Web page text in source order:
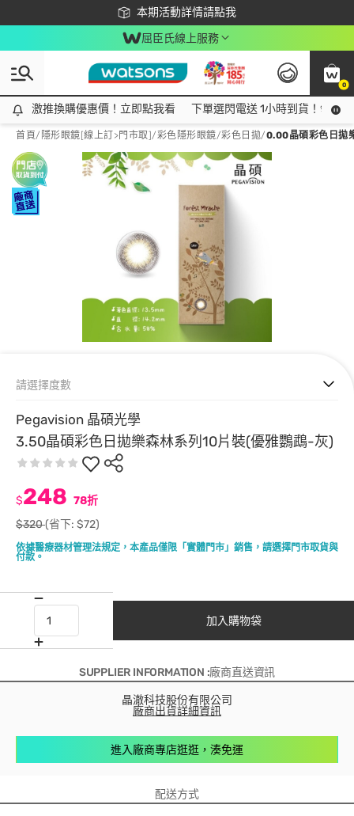
本期活動詳情請點我
下載app最高回饋$350
屈臣氏線上服務
0
激推換購優惠價！立即點我看
激推換購優惠價！立即點我看 下單選閃電送 1小時到貨！領神
首頁/ 隱形眼鏡[線上訂>門市取]/彩色隱形眼鏡/彩色日拋/0.00晶碩彩色日拋
Pegavision 晶碩光學
3.50晶碩彩色日拋樂森林系列10片裝(優雅鸚鵡-灰)
依據醫療器材管理法規定，本產品僅限「實體門市」銷售，請選擇門市取貨與
付款。
$248 78折
$320(省下: $72)
請選擇度數
加入購物袋
SUPPLIER INFORMATION :廠商直送資訊
晶澈科技股份有限公司
廠商出貨詳細資訊
進入廠商專店逛逛，湊免運
配送方式